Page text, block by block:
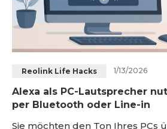
Reolink Life Hacks 1/13/2026
Alexa als PC-Lautsprecher
per Bluetooth oder Line-in
Sie möchten den Ton Ihres PCs